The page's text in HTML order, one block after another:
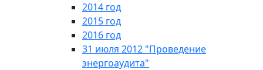
2014 год
2015 год
2016 год
31 июля 2012 "Проведение
энергоаудита"